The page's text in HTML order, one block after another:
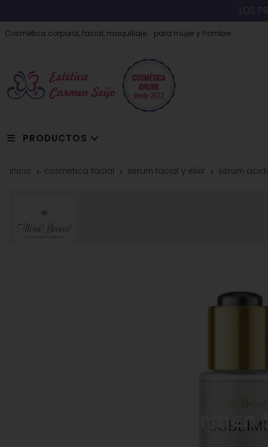
LOS
Cosmética corporal, facial, maquillaje... para mujer y hombre
PRODUCTOS
inicio cosmética facial sérum facial y elixir sérum